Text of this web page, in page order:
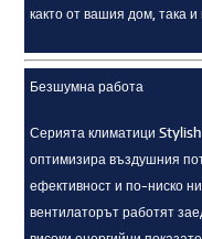
както от вашия дом, така и
Безшумна работа
Серията климатици Stylish
оптимизира въздушния
ефективност и по-ниско
вентилаторът работят